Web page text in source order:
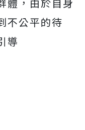
不公平的待
導